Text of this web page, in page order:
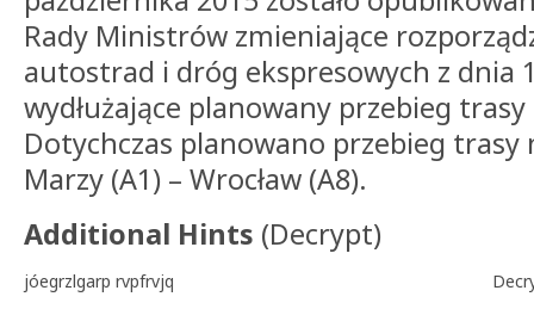
Rady Ministrów zmieniające
autostrad i dróg ekspresowych z dnia
wydłużające planowany przebieg
Dotychczas planowano przebieg trasy
Marzy (A1) – Wrocław (A8).
Additional Hints (Decrypt)
jóegrzlgarp rvpfrvjq